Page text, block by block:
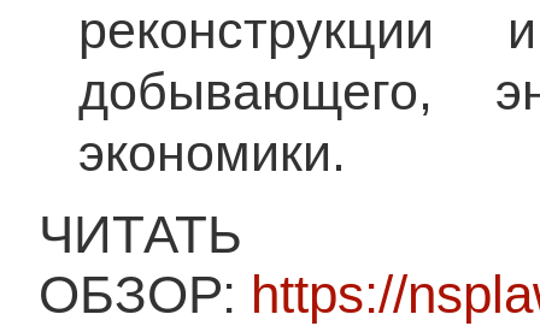
добывающего,
экономики.
ЧИТАТЬ
ОБЗОР: https://